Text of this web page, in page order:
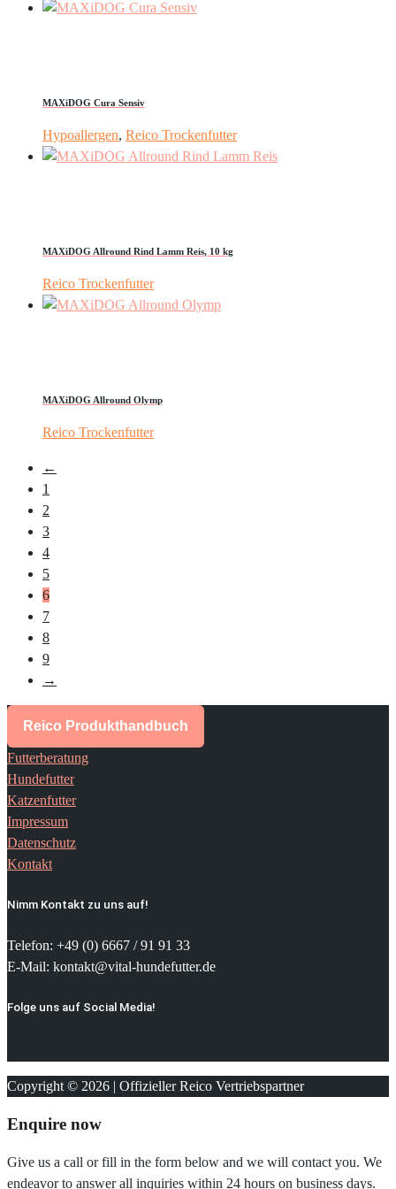
MAXiDOG Cura Sensiv
Hypoallergen, Reico Trockenfutter
MAXiDOG Allround Rind Lamm Reis, 10 kg
Reico Trockenfutter
MAXiDOG Allround Olymp
Reico Trockenfutter
←
1
2
3
4
5
6
7
8
9
→
Reico Produkthandbuch
Futterberatung
Hundefutter
Katzenfutter
Impressum
Datenschutz
Kontakt
Nimm Kontakt zu uns auf!
Telefon: +49 (0) 6667 / 91 91 33
E-Mail: kontakt@vital-hundefutter.de
Folge uns auf Social Media!
Copyright © 2026 | Offizieller Reico Vertriebspartner
Enquire now
Give us a call or fill in the form below and we will contact you. We
endeavor to answer all inquiries within 24 hours on business days.